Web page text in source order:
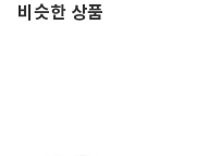
비슷한 상품